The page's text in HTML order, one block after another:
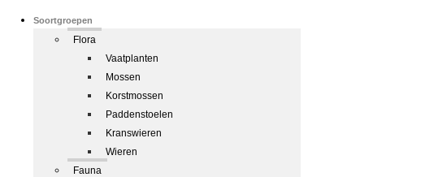
Soortgroepen
Flora
Vaatplanten
Mossen
Korstmossen
Paddenstoelen
Kranswieren
Wieren
Fauna